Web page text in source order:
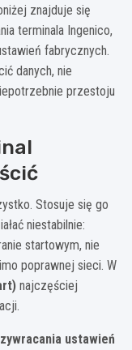
znajduje się
terminala Ingenico,
fabrycznych.
danych, nie
przestoju
Stosuje się go
niestabilnie:
startowym, nie
poprawnej sieci. W
najczęściej
ustawień